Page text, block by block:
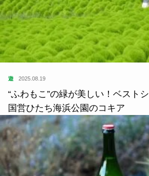
遊 2025.08.19
“ふわもこ”の緑が美しい！ベスト
国営ひたち海浜公園のコキア